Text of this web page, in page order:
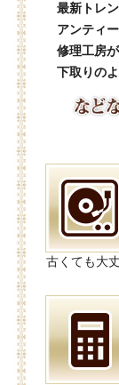
最新トレ
アンティ
修理工房
下取りの
古くても大